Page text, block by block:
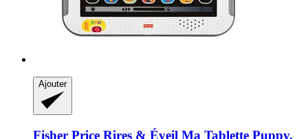
Ajouter
Fisher Price Rires & Éveil Ma Tablette Puppy,